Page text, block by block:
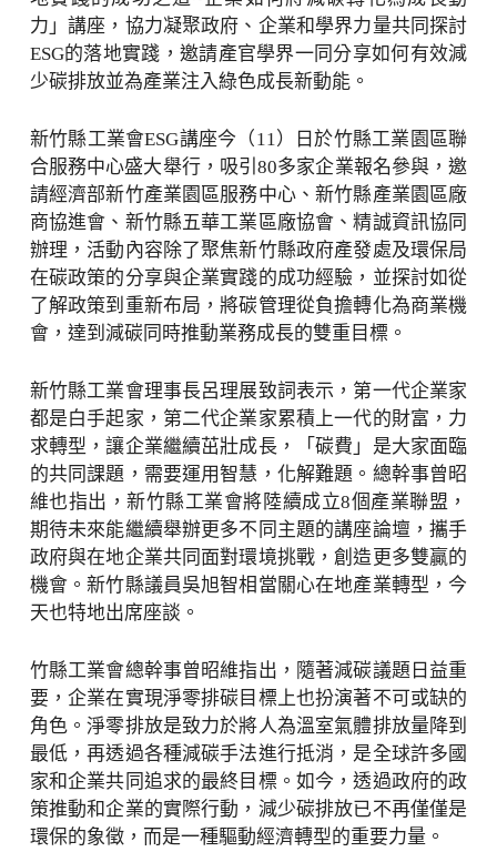
力」講座，協力凝聚政府、企業和學界力量共同探討
ESG的落地實踐，邀請產官學界一同分享如何有效減
少碳排放並為產業注入綠色成長新動能。
新竹縣工業會ESG講座今（11）日於竹縣工業園區聯
合服務中心盛大舉行，吸引80多家企業報名參與，邀
請經濟部新竹產業園區服務中心、新竹縣產業園區廠
商協進會、新竹縣五華工業區廠協會、精誠資訊協同
辦理，活動內容除了聚焦新竹縣政府產發處及環保局
在碳政策的分享與企業實踐的成功經驗，並探討如從
了解政策到重新布局，將碳管理從負擔轉化為商業機
會，達到減碳同時推動業務成長的雙重目標。
新竹縣工業會理事長呂理展致詞表示，第一代企業家
都是白手起家，第二代企業家累積上一代的財富，力
求轉型，讓企業繼續茁壯成長，「碳費」是大家面臨
的共同課題，需要運用智慧，化解難題。總幹事曾昭
維也指出，新竹縣工業會將陸續成立8個產業聯盟，
期待未來能繼續舉辦更多不同主題的講座論壇，攜手
政府與在地企業共同面對環境挑戰，創造更多雙贏的
機會。新竹縣議員吳旭智相當關心在地產業轉型，今
天也特地出席座談。
竹縣工業會總幹事曾昭維指出，隨著減碳議題日益重
要，企業在實現淨零排碳目標上也扮演著不可或缺的
角色。淨零排放是致力於將人為溫室氣體排放量降到
最低，再透過各種減碳手法進行抵消，是全球許多國
家和企業共同追求的最終目標。如今，透過政府的政
策推動和企業的實際行動，減少碳排放已不再僅僅是
環保的象徵，而是一種驅動經濟轉型的重要力量。